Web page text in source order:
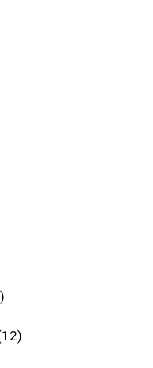
12